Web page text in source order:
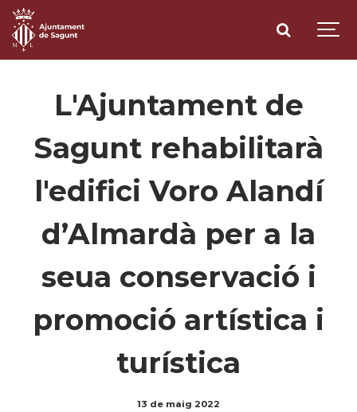
L'Ajuntament de
Sagunt rehabilitarà
l'edifici Voro Alandí
d’Almardà per a la
seua conservació i
promoció artística i
turística
13 de maig 2022